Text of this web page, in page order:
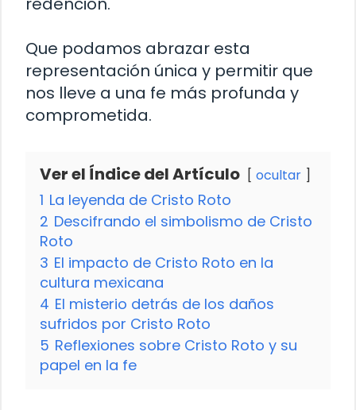
Que podamos abrazar esta
representación única y permitir que
nos lleve a una fe más profunda y
comprometida.
Ver el Índice del Artículo ocultar
1 La leyenda de Cristo Roto
2 Descifrando el simbolismo de Cristo
Roto
3 El impacto de Cristo Roto en la
cultura mexicana
4 El misterio detrás de los daños
sufridos por Cristo Roto
5 Reflexiones sobre Cristo Roto y su
papel en la fe